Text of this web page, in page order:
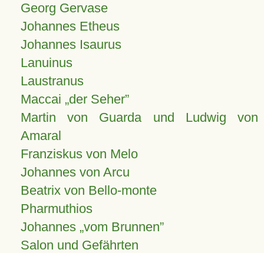
Georg Gervase
Johannes Etheus
Johannes Isaurus
Lanuinus
Laustranus
Maccai „der Seher”
Martin von Guarda und Ludwig von
Amaral
Franziskus von Melo
Johannes von Arcu
Beatrix von Bello-monte
Pharmuthios
Johannes vom Brunnen
Salon und Gefährten